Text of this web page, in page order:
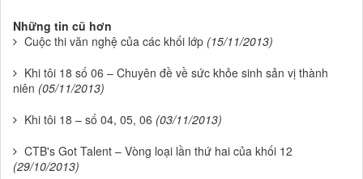
Những tin cũ hơn
Cuộc thi văn nghệ của các khối lớp (15/11/2013)
Khi tôi 18 số 06 – Chuyên đề về sức khỏe sinh sản vị thành
niên (05/11/2013)
Khi tôi 18 – số 04, 05, 06 (03/11/2013)
CTB's Got Talent – Vòng loại lần thứ hai của khối 12
(29/10/2013)